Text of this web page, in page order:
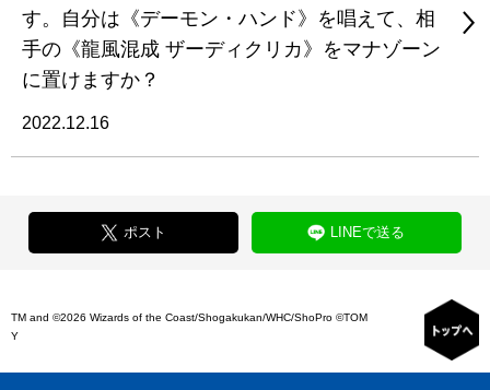
す。自分は《デーモン・ハンド》を唱えて、相
手の《龍風混成 ザーディクリカ》をマナゾーン
に置けますか？
2022.12.16
ポスト LINEで送る
TM and ©2026 Wizards of the Coast/Shogakukan/WHC/ShoPro ©TOM
Y